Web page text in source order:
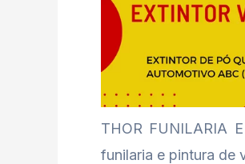
THOR FUNILARIA
funilaria e pintura de